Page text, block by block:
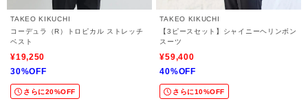
TAKEO KIKUCHI
コーデュラ（R）トロピカル ストレッチ
ベスト
¥19,250
30%OFF
さらに20%OFF
TAKEO KIKUCHI
【3ピースセット】シャイニーヘリンボン
スーツ
¥59,400
40%OFF
さらに10%OFF